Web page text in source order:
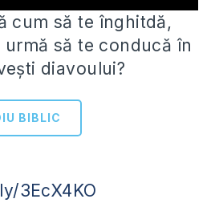
cum să te înghitdă,
să te conducă în
diavoului?
BIBLIC
3EcX4KO